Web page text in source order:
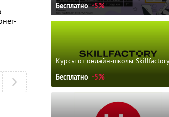
Бесплатно -5%
Курсы от онлайн-школы
Бесплатно -5%